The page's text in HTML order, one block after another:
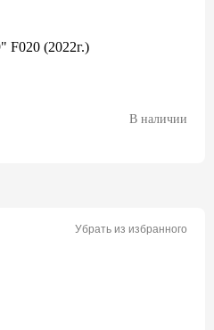
F020 (2022г.)
В наличии
Убрать из избранного